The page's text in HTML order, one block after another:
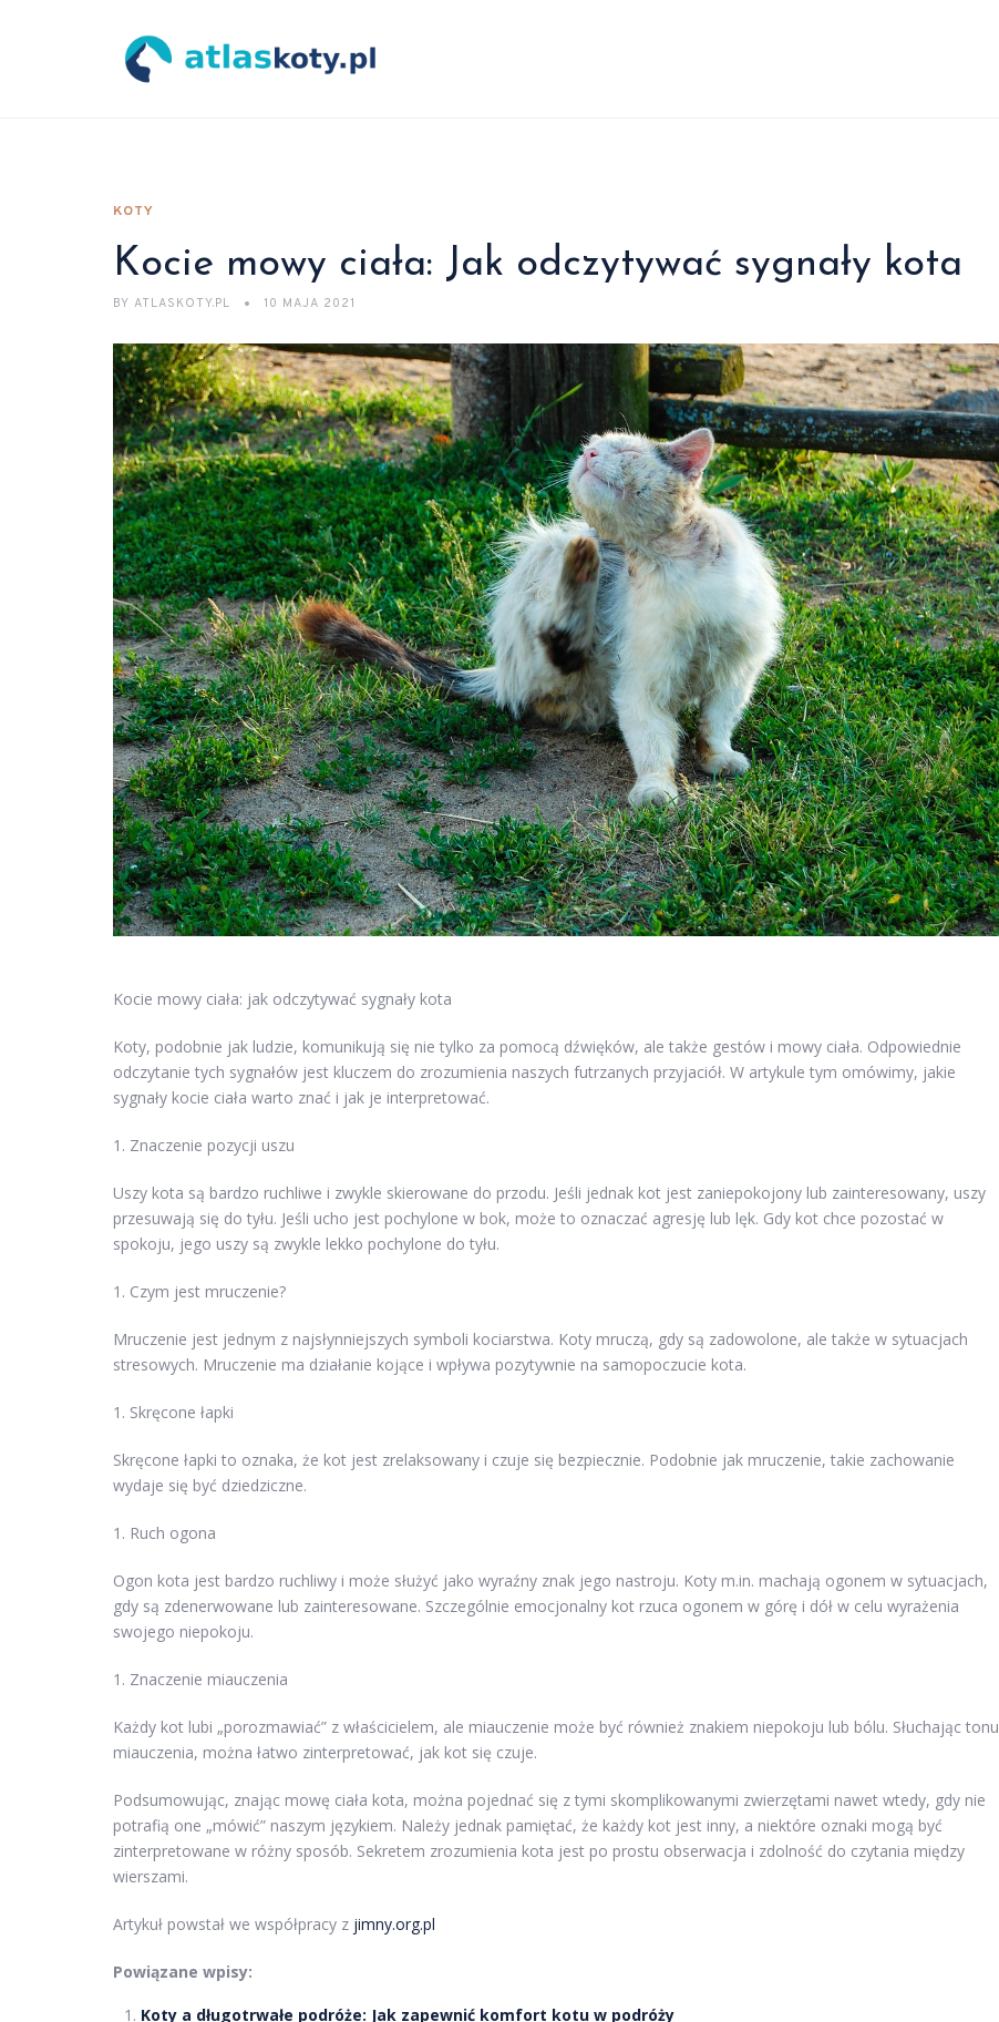
KOTY
Kocie mowy ciała: Jak odczytywać sygnały kota
BY ATLASKOTY.PL 10 MAJA 2021
Kocie mowy ciała: jak odczytywać sygnały kota
Koty, podobnie jak ludzie, komunikują się nie tylko za pomocą dźwięków, ale także gestów i mowy ciała. Odpowiednie
odczytanie tych sygnałów jest kluczem do zrozumienia naszych futrzanych przyjaciół. W artykule tym omówimy, jakie
sygnały kocie ciała warto znać i jak je interpretować.
1. Znaczenie pozycji uszu
Uszy kota są bardzo ruchliwe i zwykle skierowane do przodu. Jeśli jednak kot jest zaniepokojony lub zainteresowany, uszy
przesuwają się do tyłu. Jeśli ucho jest pochylone w bok, może to oznaczać agresję lub lęk. Gdy kot chce pozostać w
spokoju, jego uszy są zwykle lekko pochylone do tyłu.
1. Czym jest mruczenie?
Mruczenie jest jednym z najsłynniejszych symboli kociarstwa. Koty mruczą, gdy są zadowolone, ale także w sytuacjach
stresowych. Mruczenie ma działanie kojące i wpływa pozytywnie na samopoczucie kota.
1. Skręcone łapki
Skręcone łapki to oznaka, że kot jest zrelaksowany i czuje się bezpiecznie. Podobnie jak mruczenie, takie zachowanie
wydaje się być dziedziczne.
1. Ruch ogona
Ogon kota jest bardzo ruchliwy i może służyć jako wyraźny znak jego nastroju. Koty m.in. machają ogonem w sytuacjach,
gdy są zdenerwowane lub zainteresowane. Szczególnie emocjonalny kot rzuca ogonem w górę i dół w celu wyrażenia
swojego niepokoju.
1. Znaczenie miauczenia
Każdy kot lubi „porozmawiać” z właścicielem, ale miauczenie może być również znakiem niepokoju lub bólu. Słuchając tonu
miauczenia, można łatwo zinterpretować, jak kot się czuje.
Podsumowując, znając mowę ciała kota, można pojednać się z tymi skomplikowanymi zwierzętami nawet wtedy, gdy nie
potrafią one „mówić” naszym językiem. Należy jednak pamiętać, że każdy kot jest inny, a niektóre oznaki mogą być
zinterpretowane w różny sposób. Sekretem zrozumienia kota jest po prostu obserwacja i zdolność do czytania między
wierszami.
Artykuł powstał we współpracy z jimny.org.pl
Powiązane wpisy:
Koty a długotrwałe podróże: Jak zapewnić komfort kotu w podróży